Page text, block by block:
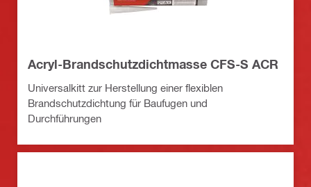
Acryl-Brandschutzdichtmasse CFS-S ACR
Universalkitt zur Herstellung einer flexiblen
Brandschutzdichtung für Baufugen und
Durchführungen